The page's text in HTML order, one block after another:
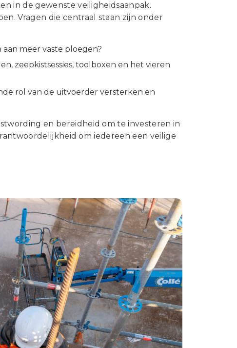
in de gewenste veiligheidsaanpak.
Vragen die centraal staan zijn onder
meer vaste ploegen?
zeepkistsessies, toolboxen en het vieren
rol van de uitvoerder versterken en
en bereidheid om te investeren in
om iedereen een veilige